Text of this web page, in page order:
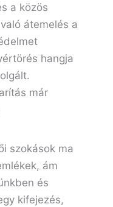
a közös
átemelés a
hangja
már
szokások ma
ám
és
kifejezés,